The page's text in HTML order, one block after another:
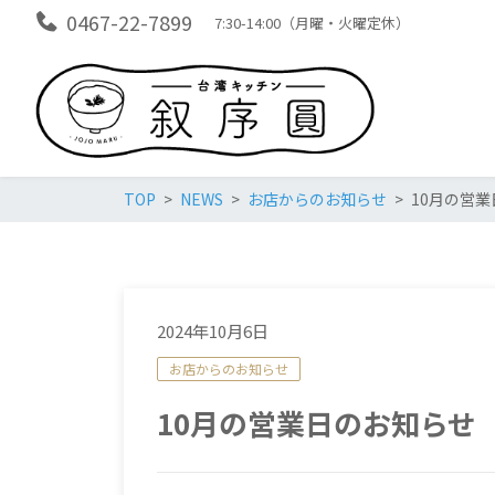
0467-22-7899 7:30-14:00（月曜・火曜定休）
TOP NEWS お店からのお知らせ 10月の営
2024年10月6日
お店からのお知らせ
10月の営業日のお知らせ